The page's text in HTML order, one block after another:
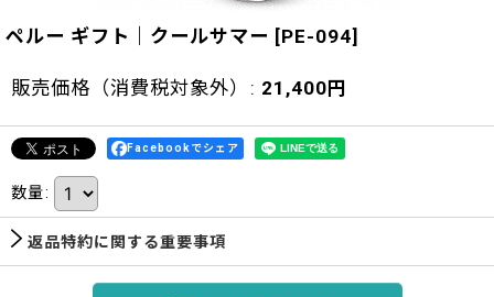
ペルー ギフト｜クールサマー [PE-094]
販売価格（消費税対象外） : 21,400 円
Facebookでシェア
数量:
返品特約に関する重要事項